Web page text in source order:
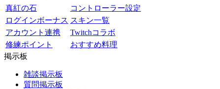
真紅の石
コントローラー設定
ログインボーナス スキン一覧
アカウント連携
Twitchコラボ
修練ポイント
おすすめ料理
掲示板
雑談掲示板
質問掲示板